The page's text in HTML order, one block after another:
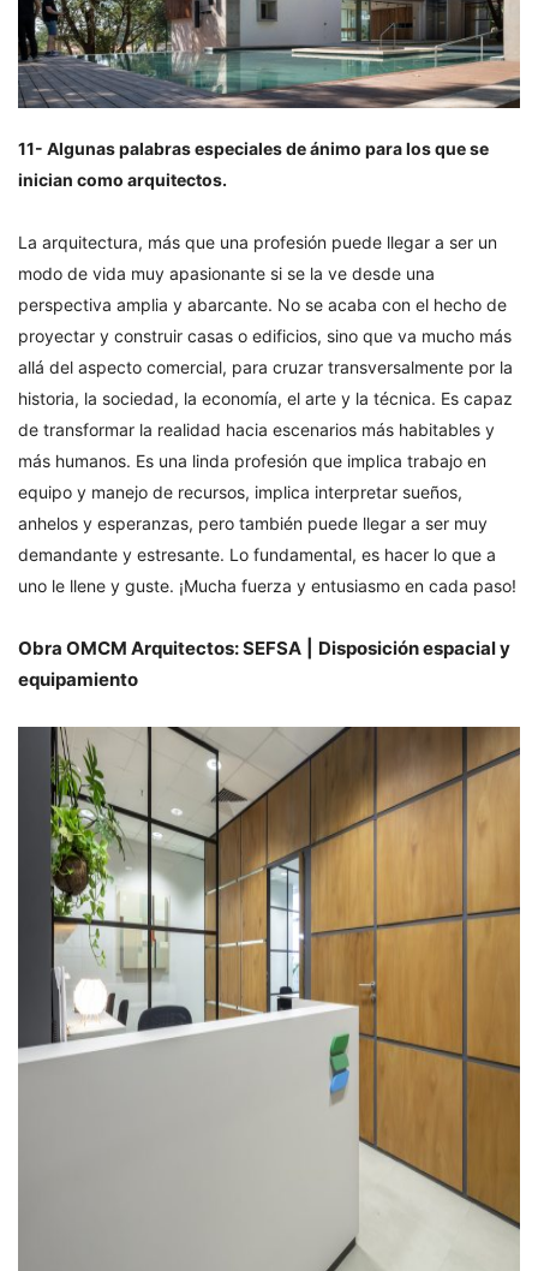
11- Algunas palabras especiales de ánimo para los que se
inician como arquitectos.
La arquitectura, más que una profesión puede llegar a ser un
modo de vida muy apasionante si se la ve desde una
perspectiva amplia y abarcante. No se acaba con el hecho de
proyectar y construir casas o edificios, sino que va mucho más
allá del aspecto comercial, para cruzar transversalmente por la
historia, la sociedad, la economía, el arte y la técnica. Es capaz
de transformar la realidad hacia escenarios más habitables y
más humanos. Es una linda profesión que implica trabajo en
equipo y manejo de recursos, implica interpretar sueños,
anhelos y esperanzas, pero también puede llegar a ser muy
demandante y estresante. Lo fundamental, es hacer lo que a
uno le llene y guste. ¡Mucha fuerza y entusiasmo en cada paso!
Obra OMCM Arquitectos: SEFSA
Disposición espacial y
equipamiento